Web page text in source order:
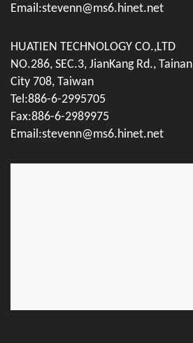
Email:stevenn@ms6.hinet.net
HUATIEN TECHNOLOGY CO.,LTD
NO.286, SEC.3, JianKang Rd., Tainan
City 708, Taiwan
Tel:886-6-2995705
Fax:886-6-2989975
Email:stevenn@ms6.hinet.net